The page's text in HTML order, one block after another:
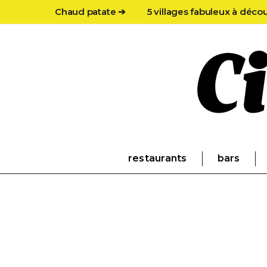
Chaud patate ➔ 5 villages fabuleux à
restaurants bars